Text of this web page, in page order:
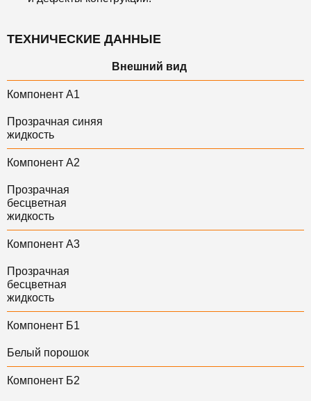
ТЕХНИЧЕСКИЕ ДАННЫЕ
Внешний вид
Компонент А1
Прозрачная синяя
жидкость
Компонент А2
Прозрачная
бесцветная
жидкость
Компонент А3
Прозрачная
бесцветная
жидкость
Компонент Б1
Белый порошок
Компонент Б2